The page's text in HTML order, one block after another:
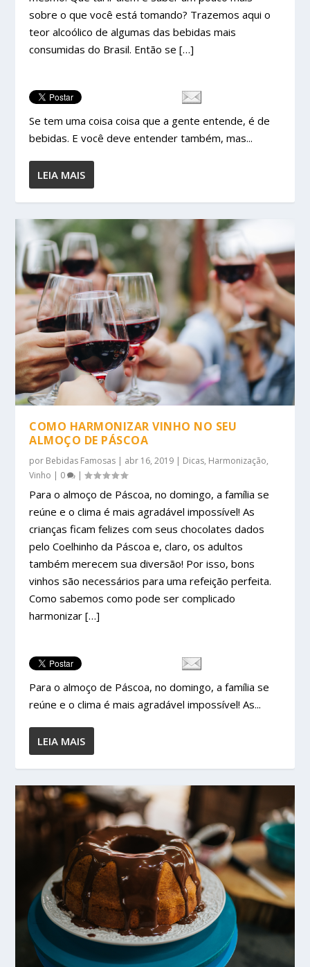
sobre o que você está tomando? Trazemos aqui o
teor alcoólico de algumas das bebidas mais
consumidas do Brasil. Então se […]
Se tem uma coisa coisa que a gente entende, é de
bebidas. E você deve entender também, mas...
LEIA MAIS
COMO HARMONIZAR VINHO NO SEU
ALMOÇO DE PÁSCOA
por Bebidas Famosas | abr 16, 2019 | Dicas, Harmonização,
Vinho | 0 |
Para o almoço de Páscoa, no domingo, a família se
reúne e o clima é mais agradável impossível! As
crianças ficam felizes com seus chocolates dados
pelo Coelhinho da Páscoa e, claro, os adultos
também merecem sua diversão! Por isso, bons
vinhos são necessários para uma refeição perfeita.
Como sabemos como pode ser complicado
harmonizar […]
Para o almoço de Páscoa, no domingo, a família se
reúne e o clima é mais agradável impossível! As...
LEIA MAIS